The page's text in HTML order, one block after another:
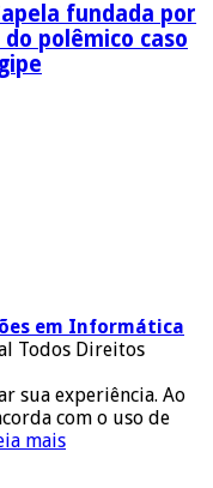
fundada por
do polêmico caso
em Informática
Todos Direitos
sua experiência. Ao
com o uso de
mais